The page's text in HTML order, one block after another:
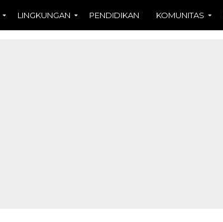
LINGKUNGAN PENDIDIKAN KOMUNITAS